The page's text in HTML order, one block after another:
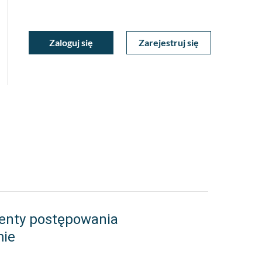
MojeZaloguj się Zarejestruj się
postępowania